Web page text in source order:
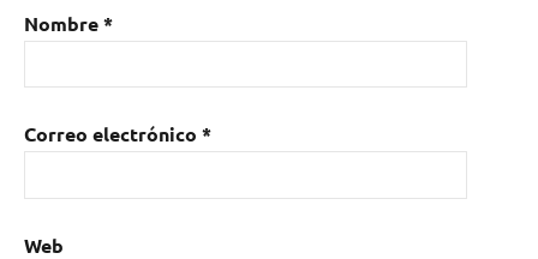
Nombre*
Correo electrónico *
Web